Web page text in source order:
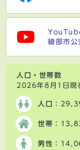
綾部市公
人口・世帯数
2026年8月1日現
人口 ：
世帯 ：
男性 ：